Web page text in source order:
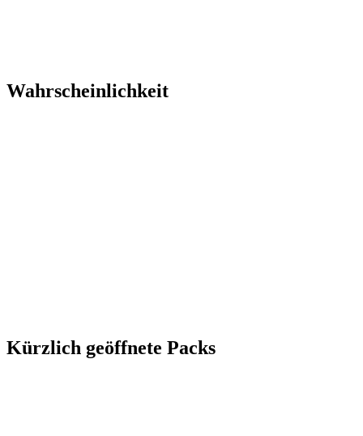
Wahrscheinlichkeit
Kürzlich geöffnete Packs